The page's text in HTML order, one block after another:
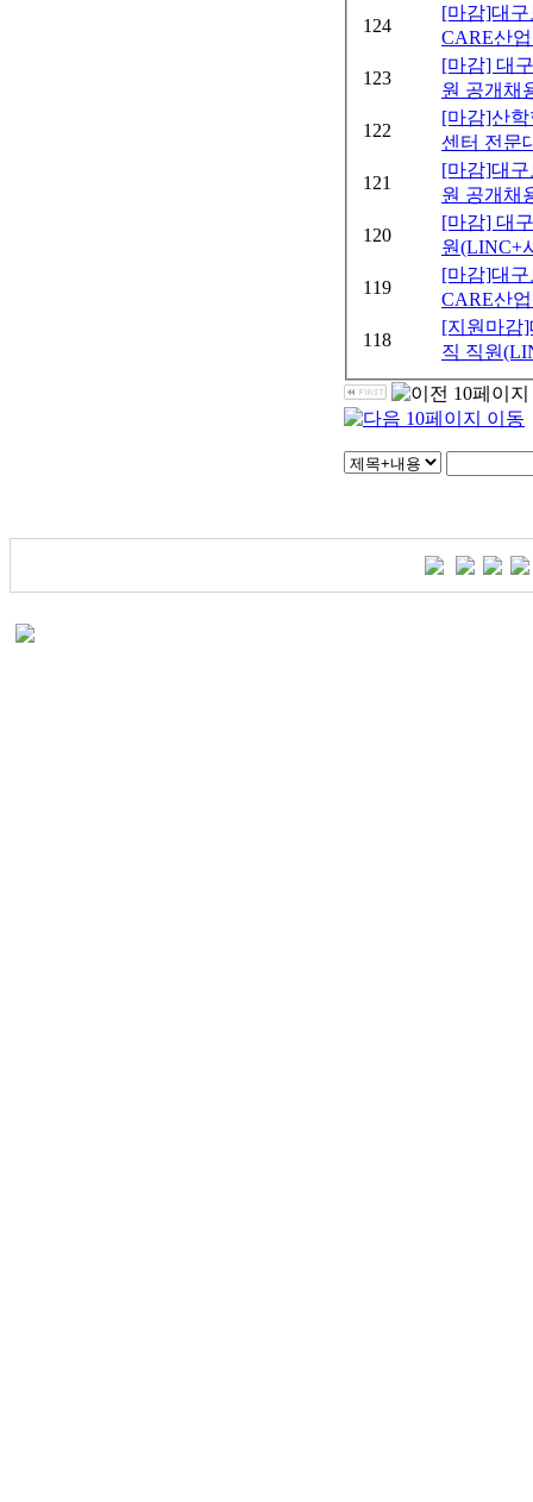
124
[마감]대
CARE산
123
[마감] 대
원 공개채
122
[마감]산
센터 전문
121
[마감]대
원 공개채
120
[마감] 대
원(LINC+
119
[마감]대
CARE산
118
[지원마감
직 직원